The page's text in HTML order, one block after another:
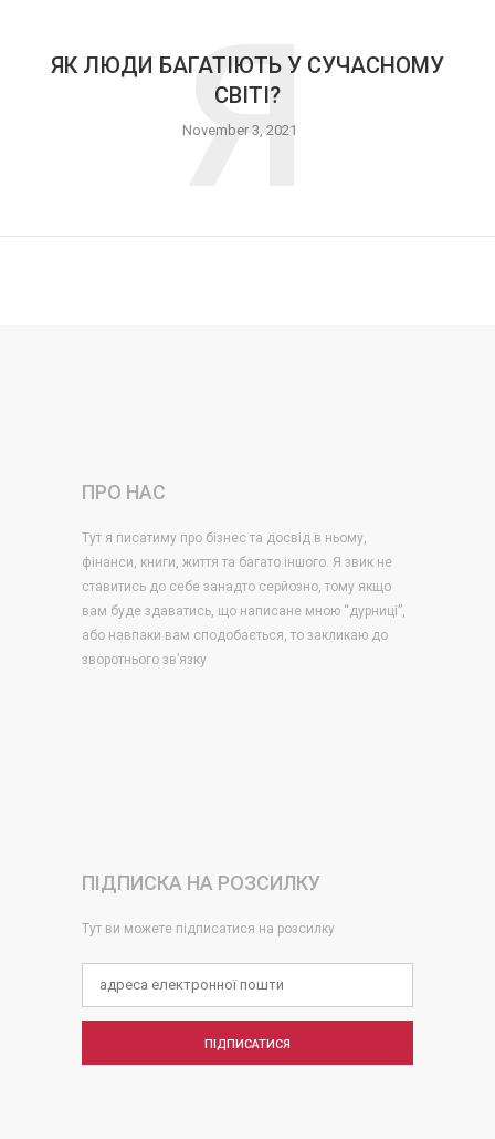
ЯК ЛЮДИ БАГАТІЮТЬ У СУЧАСНОМУ
СВІТІ?
November 3, 2021
Я
ПРО НАС
Тут я писатиму про бізнес та досвід в ньому,
фінанси, книги, життя та багато іншого. Я звик не
ставитись до себе занадто серйозно, тому якщо
вам буде здаватись, що написане мною “дурниці”,
або навпаки вам сподобається, то закликаю до
зворотнього зв’язку
ПІДПИСКА НА РОЗСИЛКУ
Тут ви можете підписатися на розсилку